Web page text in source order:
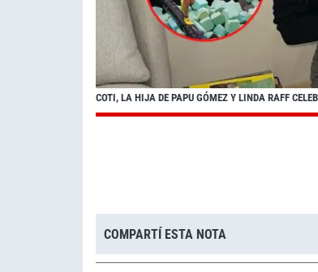
COTI, LA HIJA DE PAPU GÓMEZ Y LINDA RAFF
COMPARTÍ ESTA NOTA